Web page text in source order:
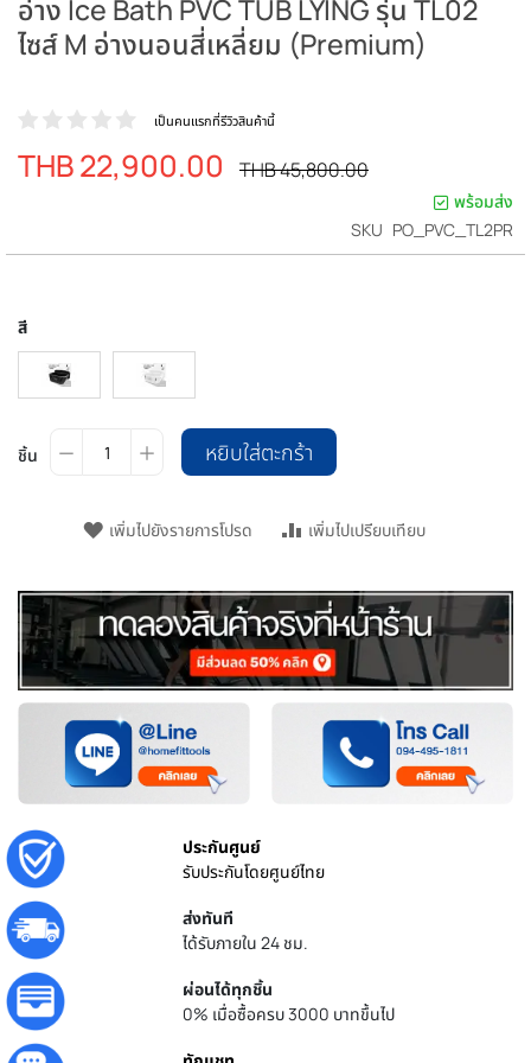
อ่าง Ice Bath PVC TUB LYING รุ่น TL02
ไซส์ M อ่างนอนสี่เหลี่ยม (Premium)
เป็นคนแรกที่รีวิวสินค้านี้
ราคา
THB 22,900.00
ราคา
THB 45,800.00
พร้อมส่ง
SKU PO_PVC_TL2PR
สี
ชิ้น หยิบใส่ตะกร้า
เพิ่มไปยังรายการโปรด เพิ่มไปเปรียบเทียบ
ประกันศูนย์
รับประกันโดยศูนย์ไทย
ส่งทันที
ได้รับภายใน 24 ชม.
ผ่อนได้ทุกชิ้น
0% เมื่อซื้อครบ 3000 บาทขึ้นไป